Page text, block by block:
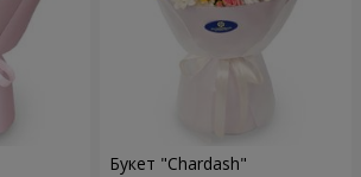
Букет "Chardash"